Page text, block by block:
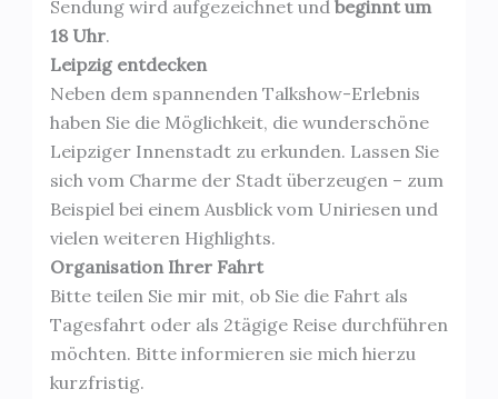
Sendung wird aufgezeichnet und beginnt um
18 Uhr.
Leipzig entdecken
Neben dem spannenden Talkshow-Erlebnis
haben Sie die Möglichkeit, die wunderschöne
Leipziger Innenstadt zu erkunden. Lassen Sie
sich vom Charme der Stadt überzeugen – zum
Beispiel bei einem Ausblick vom Uniriesen und
vielen weiteren Highlights.
Organisation Ihrer Fahrt
Bitte teilen Sie mir mit, ob Sie die Fahrt als
Tagesfahrt oder als 2tägige Reise durchführen
möchten. Bitte informieren sie mich hierzu
kurzfristig.